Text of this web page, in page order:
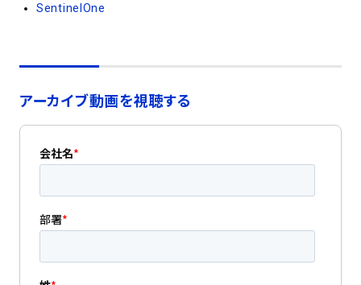
SentinelOne
アーカイブ動画を視聴する